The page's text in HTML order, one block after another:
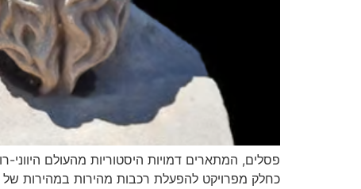
פסלים, המתארים דמויות היסטוריות מהעולם